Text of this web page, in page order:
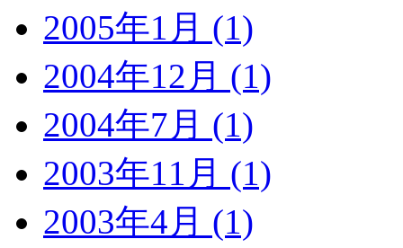
2005年1月 (1)
2004年12月 (1)
2004年7月 (1)
2003年11月 (1)
2003年4月 (1)